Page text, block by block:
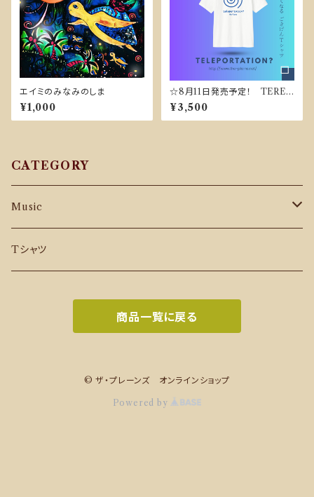
エイミのみなみのしま
¥1,000
☆8月11日発売予定！ TEREP
ORTATION-Tシャツ
¥3,500
CATEGORY
Music
CD
Tシャツ
商品一覧に戻る
© ザ・プレーンズ オンラインショップ
Powered by